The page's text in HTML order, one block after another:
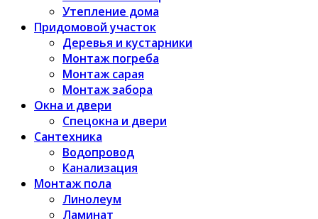
Утепление дома
Придомовой участок
Деревья и кустарники
Монтаж погреба
Монтаж сарая
Монтаж забора
Окна и двери
Спецокна и двери
Сантехника
Водопровод
Канализация
Монтаж пола
Линолеум
Ламинат